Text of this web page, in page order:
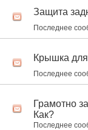
Защита
Последнее
Крышка
Последнее
Грамотно
Как?
Последнее